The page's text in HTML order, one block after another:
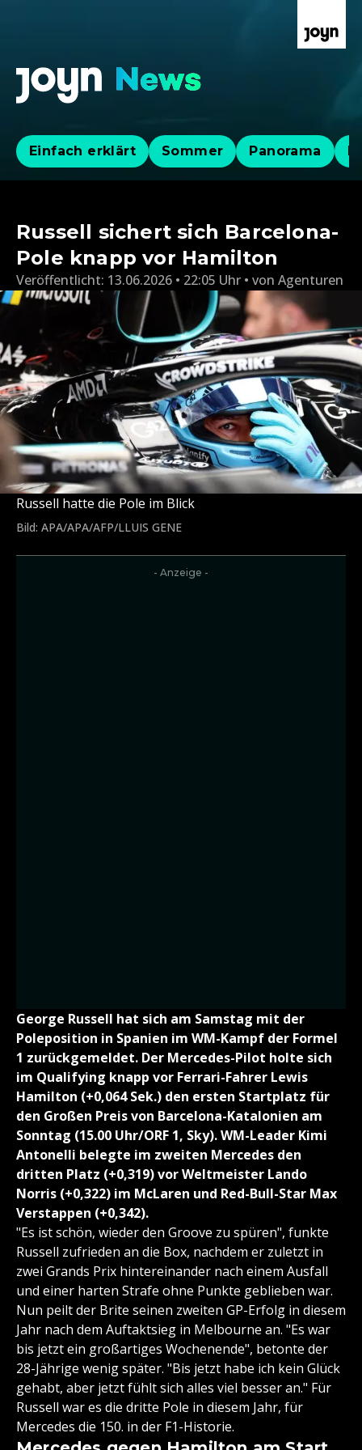
Einfach erklärt Sommer Panorama
Russell sichert sich Barcelona-
Pole knapp vor Hamilton
Veröffentlicht: 13.06.2026 • 22:05 Uhr von Agenturen
Russell hatte die Pole im Blick
Bild: APA/APA/AFP/LLUIS GENE
- Anzeige -
George Russell hat sich am Samstag mit der
Poleposition in Spanien im WM-Kampf der Formel
1 zurückgemeldet. Der Mercedes-Pilot holte sich
im Qualifying knapp vor Ferrari-Fahrer Lewis
Hamilton (+0,064 Sek.) den ersten Startplatz für
den Großen Preis von Barcelona-Katalonien am
Sonntag (15.00 Uhr/ORF 1, Sky). WM-Leader Kimi
Antonelli belegte im zweiten Mercedes den
dritten Platz (+0,319) vor Weltmeister Lando
Norris (+0,322) im McLaren und Red-Bull-Star Max
Verstappen (+0,342).
"Es ist schön, wieder den Groove zu spüren", funkte
Russell zufrieden an die Box, nachdem er zuletzt in
zwei Grands Prix hintereinander nach einem Ausfall
und einer harten Strafe ohne Punkte geblieben war.
Nun peilt der Brite seinen zweiten GP-Erfolg in diesem
Jahr nach dem Auftaktsieg in Melbourne an. "Es war
bis jetzt ein großartiges Wochenende", betonte der
28-Jährige wenig später. "Bis jetzt habe ich kein Glück
gehabt, aber jetzt fühlt sich alles viel besser an." Für
Russell war es die dritte Pole in diesem Jahr, für
Mercedes die 150. in der F1-Historie.